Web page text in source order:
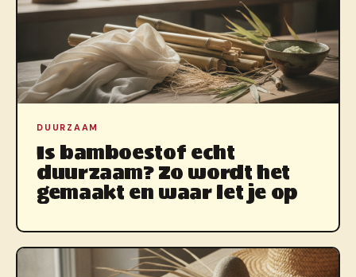
DUURZAAM
Is bamboestof echt
duurzaam? Zo wordt het
gemaakt en waar let je op